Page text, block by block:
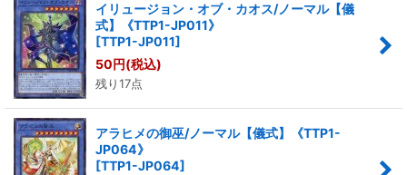
イリュージョン・オブ・カオス/ノーマル【儀
式】《TTP1-JP011》
[TTP1-JP011]
50円(税込)
残り17点
アラヒメの御巫/ノーマル【儀式】《TTP1-
JP064》
[TTP1-JP064]